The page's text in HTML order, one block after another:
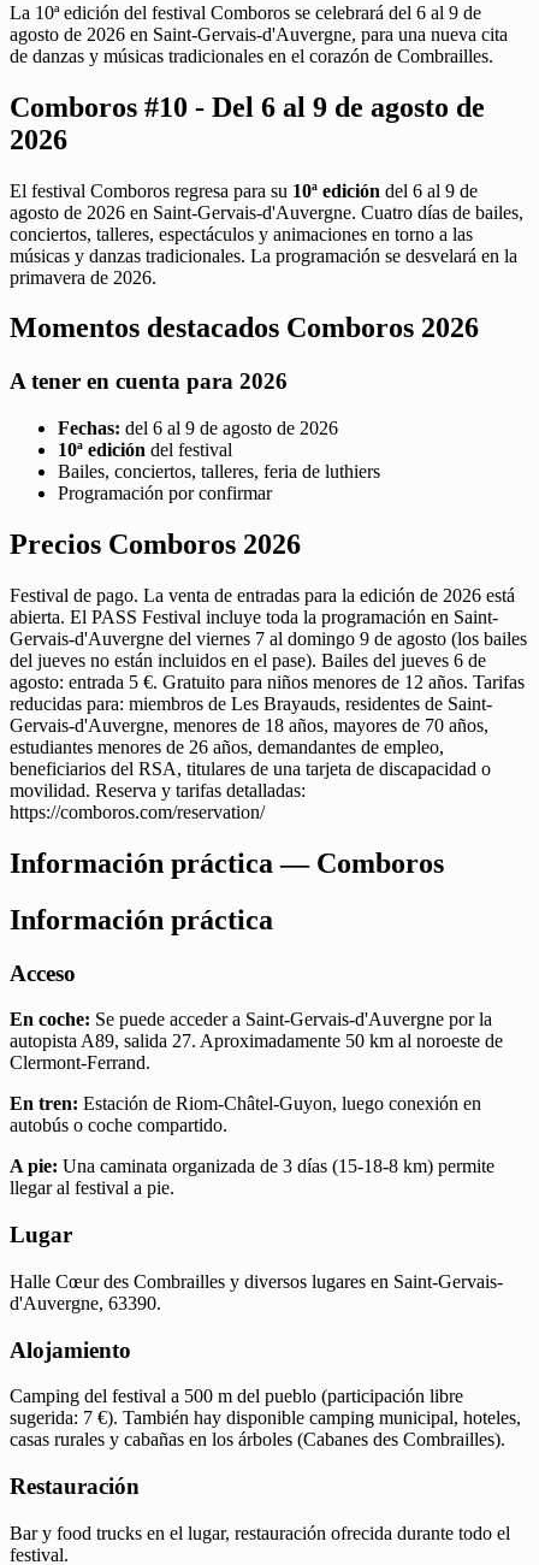
La 10ª edición del festival Comboros se celebrará del 6 al 9 de
agosto de 2026 en Saint-Gervais-d'Auvergne, para una nueva cita
de danzas y músicas tradicionales en el corazón de Combrailles.
Comboros #10 - Del 6 al 9 de agosto de
2026
El festival Comboros regresa para su 10ª edición del 6 al 9 de
agosto de 2026 en Saint-Gervais-d'Auvergne. Cuatro días de bailes,
conciertos, talleres, espectáculos y animaciones en torno a las
músicas y danzas tradicionales. La programación se desvelará en la
primavera de 2026.
Momentos destacados Comboros 2026
A tener en cuenta para 2026
Fechas: del 6 al 9 de agosto de 2026
10ª edición del festival
Bailes, conciertos, talleres, feria de luthiers
Programación por confirmar
Precios Comboros 2026
Festival de pago. La venta de entradas para la edición de 2026 está
abierta. El PASS Festival incluye toda la programación en Saint-
Gervais-d'Auvergne del viernes 7 al domingo 9 de agosto (los bailes
del jueves no están incluidos en el pase). Bailes del jueves 6 de
agosto: entrada 5 €. Gratuito para niños menores de 12 años. Tarifas
reducidas para: miembros de Les Brayauds, residentes de Saint-
Gervais-d'Auvergne, menores de 18 años, mayores de 70 años,
estudiantes menores de 26 años, demandantes de empleo,
beneficiarios del RSA, titulares de una tarjeta de discapacidad o
movilidad. Reserva y tarifas detalladas:
https://comboros.com/reservation/
Información práctica — Comboros
Información práctica
Acceso
En coche: Se puede acceder a Saint-Gervais-d'Auvergne por la
autopista A89, salida 27. Aproximadamente 50 km al noroeste de
Clermont-Ferrand.
En tren: Estación de Riom-Châtel-Guyon, luego conexión en
autobús o coche compartido.
A pie: Una caminata organizada de 3 días (15-18-8 km) permite
llegar al festival a pie.
Lugar
Halle Cœur des Combrailles y diversos lugares en Saint-Gervais-
d'Auvergne, 63390.
Alojamiento
Camping del festival a 500 m del pueblo (participación libre
sugerida: 7 €). También hay disponible camping municipal, hoteles,
casas rurales y cabañas en los árboles (Cabanes des Combrailles).
Restauración
Bar y food trucks en el lugar, restauración ofrecida durante todo el
festival.